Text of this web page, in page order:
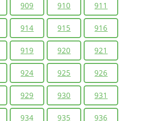
909 910 911
914 915 916
919 920 921
924 925 926
929 930 931
934 935 936